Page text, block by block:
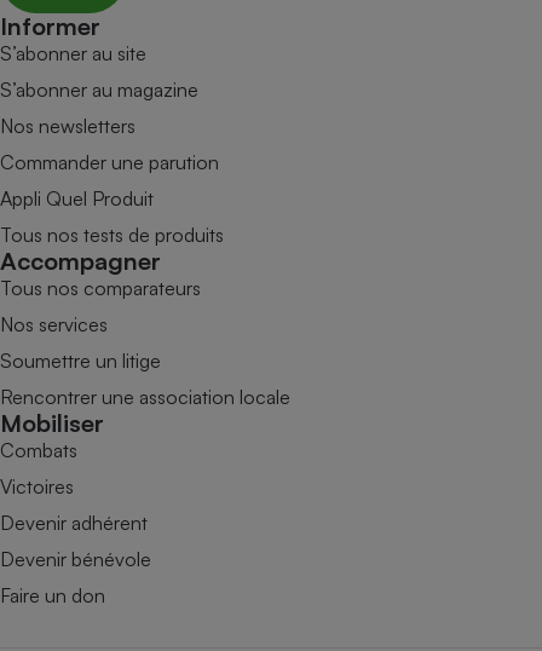
Informer
S’abonner au site
S’abonner au magazine
Nos newsletters
Commander une parution
Appli Quel Produit
Tous nos tests de produits
Accompagner
Tous nos comparateurs
Nos services
Soumettre un litige
Rencontrer une association locale
Mobiliser
Combats
Victoires
Devenir adhérent
Devenir bénévole
Faire un don